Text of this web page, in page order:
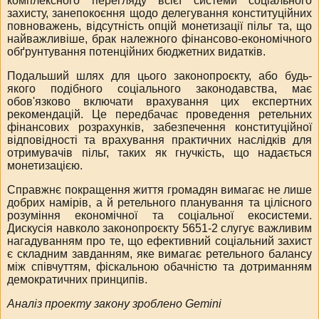
захисту, занепокоєння щодо делегування конституційних
повноважень, відсутність опцій монетизації пільг та, що
найважливіше, брак належного фінансово-економічного
обґрунтування потенційних бюджетних видатків.
Подальший шлях для цього законопроєкту, або будь-
якого подібного соціального законодавства, має
обов'язково включати врахування цих експертних
рекомендацій. Це передбачає проведення ретельних
фінансових розрахунків, забезпечення конституційної
відповідності та врахування практичних наслідків для
отримувачів пільг, таких як гнучкість, що надається
монетизацією.
Справжнє покращення життя громадян вимагає не лише
добрих намірів, а й ретельного планування та цілісного
розуміння економічної та соціальної екосистеми.
Дискусія навколо законопроєкту 5651-2 слугує важливим
нагадуванням про те, що ефективний соціальний захист
є складним завданням, яке вимагає ретельного балансу
між співчуттям, фіскальною обачністю та дотриманням
демократичних принципів.
Аналіз проекту закону зроблено Gemini